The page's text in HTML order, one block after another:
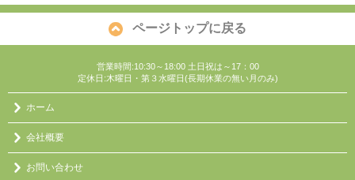
ページトップに戻る
営業時間:10:30～18:00 土日祝は～17：00
定休日:木曜日・第３水曜日(長期休業の無い月のみ)
ホーム
会社概要
お問い合わせ